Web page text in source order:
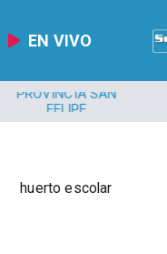
EN VIVO
PROVINCIA SAN
FELIPE
huerto escolar